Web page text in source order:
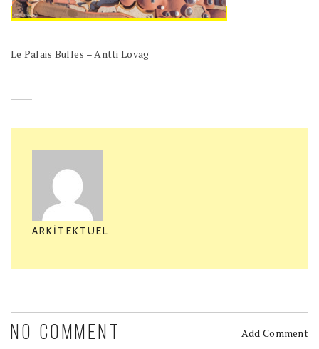
Le Palais Bulles – Antti Lovag
ARKITEKTUEL
NO COMMENT Add Comment